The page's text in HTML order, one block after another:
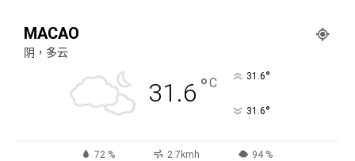
MACAO
阴，多云
31.6 °C 31.6°
31.6°
72 % 2.7kmh 94 %